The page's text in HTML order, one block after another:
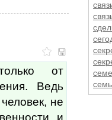
от
Ведь
не
и